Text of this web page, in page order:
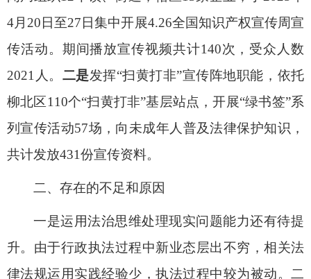
4月 20 日至27 日集中开展4.26全国知识产权宣传周宣
传活动。期间播放宣传视频共计140次，受众人数
2021 人。 二是发挥“扫黄打非”宣传阵地职能，依托
柳北区 110个“扫黄打非”基层站点，开展“绿书签”系
列宣传活动57场，向未成年人普及法律保护知识，
共计发放431份宣传资料。
二、存在的不足和原因
一是运用法治思维处理现实问题能力还有待提
升。由于行政执法过程中新业态层出不穷，相关法
律法规运用实践经验少，执法过程中较为被动。二